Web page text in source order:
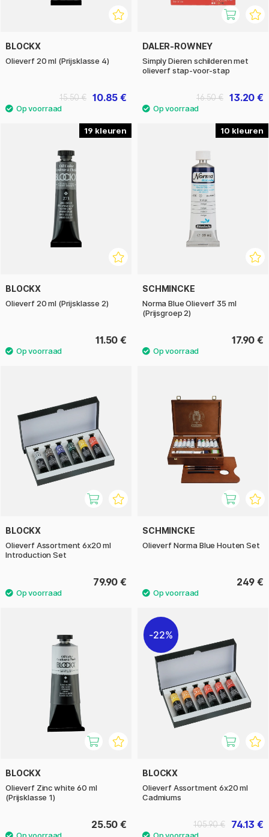
BLOCKX
Olieverf 20 ml (Prijsklasse 4)
10.85 €
15.50 €
DALER-ROWNEY
Simply Dieren schilderen met
olieverf stap-voor-stap
13.20 €
16.50 €
19
BLOCKX
Olieverf 20 ml (Prijsklasse 2)
11.50 €
10
SCHMINCKE
Norma Blue Olieverf 35 ml
(Prijsgroep 2)
17.90 €
BLOCKX
Olieverf Assortment 6x20 ml
Introduction Set
79.90 €
SCHMINCKE
Olieverf Norma Blue Houten Set
249 €
BLOCKX
Olieverf Zinc white 60 ml
(Prijsklasse 1)
25.50 €
22%
BLOCKX
Olieverf Assortment 6x20 ml
Cadmiums
74.13 €
105.90 €